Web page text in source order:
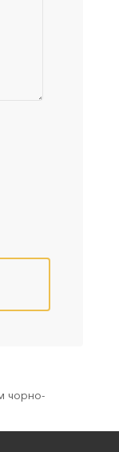
чорно-